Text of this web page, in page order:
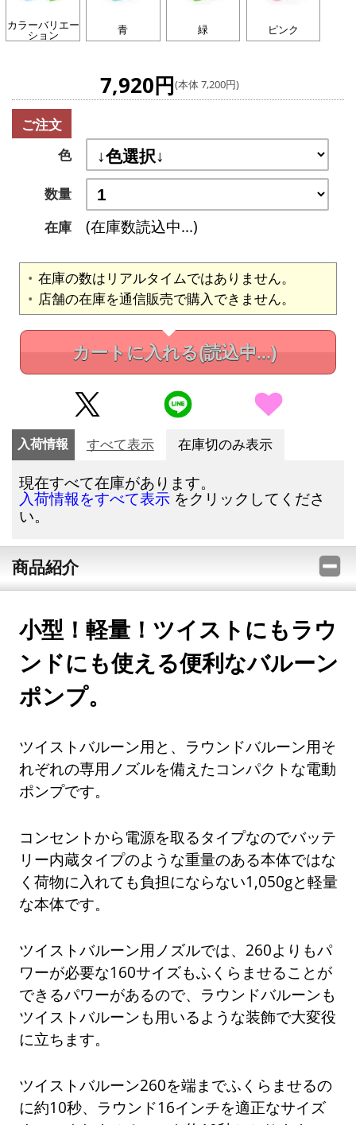
カラーバリエー
ション 青 緑 ピンク
7,920円(本体 7,200円)
ご注文
色
数量
在庫
(在庫数読込中...)
在庫の数はリアルタイムではありません。
店舗の在庫を通信販売で購入できません。
カートに入れる(読込中...)
入荷情報 すべて表示 在庫切のみ表示
現在すべて在庫があります。
入荷情報をすべて表示 をクリックしてくださ
い。
商品紹介
小型！軽量！ツイストにもラウ
ンドにも使える便利なバルーン
ポンプ。
ツイストバルーン用と、ラウンドバルーン用そ
れぞれの専用ノズルを備えたコンパクトな電動
ポンプです。
コンセントから電源を取るタイプなのでバッテ
リー内蔵タイプのような重量のある本体ではな
く荷物に入れても負担にならない1,050gと軽量
な本体です。
ツイストバルーン用ノズルでは、260よりもパ
ワーが必要な160サイズもふくらませることが
できるパワーがあるので、ラウンドバルーンも
ツイストバルーンも用いるような装飾で大変役
に立ちます。
ツイストバルーン260を端までふくらませるの
に約10秒、ラウンド16インチを適正なサイズ